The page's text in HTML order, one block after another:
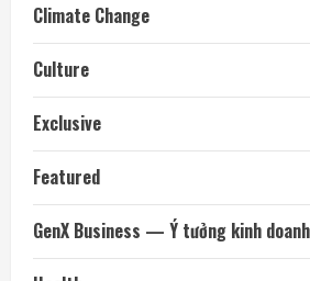
Climate Change
Culture
Exclusive
Featured
GenX Business — Ý tưởng kinh